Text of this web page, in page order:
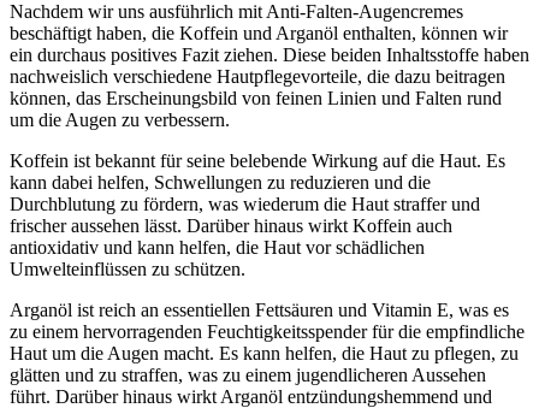
Nachdem wir uns ausführlich mit Anti-Falten-Augencremes
beschäftigt haben, die Koffein und Arganöl enthalten, können wir
ein durchaus positives Fazit ziehen. Diese beiden Inhaltsstoffe haben
nachweislich verschiedene Hautpflegevorteile, die dazu beitragen
können, das Erscheinungsbild von feinen Linien und Falten rund
um die Augen zu verbessern.
Koffein ist bekannt für seine belebende Wirkung auf die Haut. Es
kann dabei helfen, Schwellungen zu reduzieren und die
Durchblutung zu fördern, was wiederum die Haut straffer und
frischer aussehen lässt. Darüber hinaus wirkt Koffein auch
antioxidativ und kann helfen, die Haut vor schädlichen
Umwelteinflüssen zu schützen.
Arganöl ist reich an essentiellen Fettsäuren und Vitamin E, was es
zu einem hervorragenden Feuchtigkeitsspender für die empfindliche
Haut um die Augen macht. Es kann helfen, die Haut zu pflegen, zu
glätten und zu straffen, was zu einem jugendlicheren Aussehen
führt. Darüber hinaus wirkt Arganöl entzündungshemmend und